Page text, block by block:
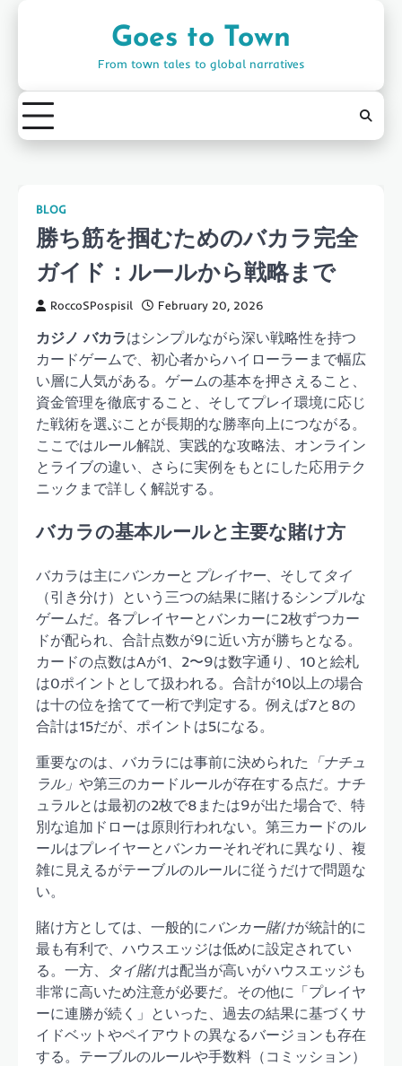
Goes to Town
From town tales to global narratives
BLOG
勝ち筋を掴むためのバカラ完全
ガイド：ルールから戦略まで
RoccoSPospisil February 20, 2026
カジノ バカラはシンプルながら深い戦略性を持つ
カードゲームで、初心者からハイローラーまで幅広
い層に人気がある。ゲームの基本を押さえること、
資金管理を徹底すること、そしてプレイ環境に応じ
た戦術を選ぶことが長期的な勝率向上につながる。
ここではルール解説、実践的な攻略法、オンライン
とライブの違い、さらに実例をもとにした応用テク
ニックまで詳しく解説する。
バカラの基本ルールと主要な賭け方
バカラは主にバンカーと プレイヤー、そして タイ
（引き分け）という三つの結果に賭けるシンプルな
ゲームだ。各プレイヤーとバンカーに2枚ずつカー
ドが配られ、合計点数が9に近い方が勝ちとなる。
カードの点数はAが1、2〜9は数字通り、10と絵札
は0ポイントとして扱われる。合計が10以上の場合
は十の位を捨てて一桁で判定する。例えば7と8の
合計は15だが、ポイントは5になる。
重要なのは、バカラには事前に決められた 「ナチュ
ラル」 や第三のカードルールが存在する点だ。ナチ
ュラルとは最初の2枚で8または9が出た場合で、特
別な追加ドローは原則行われない。第三カードのル
ールはプレイヤーとバンカーそれぞれに異なり、複
雑に見えるがテーブルのルールに従うだけで問題な
い。
賭け方としては、一般的にバンカー賭けが統計的に
最も有利で、ハウスエッジは低めに設定されてい
る。一方、
タイ賭けは配当が高いがハウスエッジも
非常に高いため注意が必要だ。その他に「プレイヤ
ーに連勝が続く」といった、過去の結果に基づくサ
イドベットやペイアウトの異なるバージョンも存在
する。テーブルのルールや手数料（コミッション）